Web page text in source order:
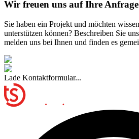
Wir freuen uns auf Ihre Anfrage
Sie haben ein Projekt und möchten
unterstützen können? Beschreiben Sie
melden uns bei Ihnen und finden es
Lade Kontaktformular...